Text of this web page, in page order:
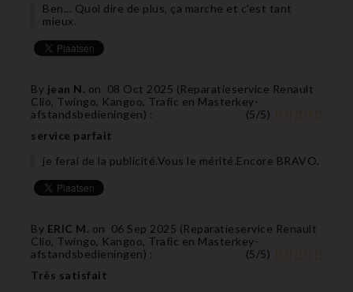
Ben... Quoi dire de plus, ça marche et c'est tant
mieux.
By jean N. on 08 Oct 2025 (Reparatieservice Renault
Clio, Twingo, Kangoo, Trafic en Masterkey-
afstandsbedieningen) : (5/5)
service parfait
je ferai de la publicité.Vous le mérité.Encore BRAVO.
By ERIC M. on 06 Sep 2025 (Reparatieservice Renault
Clio, Twingo, Kangoo, Trafic en Masterkey-
afstandsbedieningen) : (5/5)
Très satisfait